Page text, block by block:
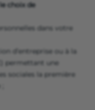
le choix de
dans votre
d’entreprise ou à la
permettant une
sociales la première